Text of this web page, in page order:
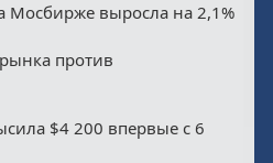
Мосбирже выросла на 2,1%
против
$4 200 впервые с 6